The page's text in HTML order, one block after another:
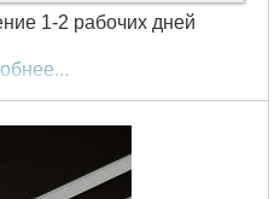
1-2 рабочих дней